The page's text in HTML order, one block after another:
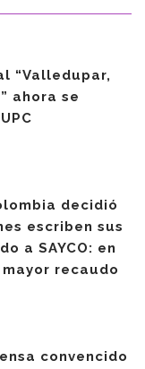
“Valledupar,
ahora se
decidió
escriben sus
a SAYCO: en
recaudo
convencido